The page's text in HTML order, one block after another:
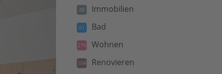
48 Immobilien
61 Bad
279 Wohnen
104 Renovieren